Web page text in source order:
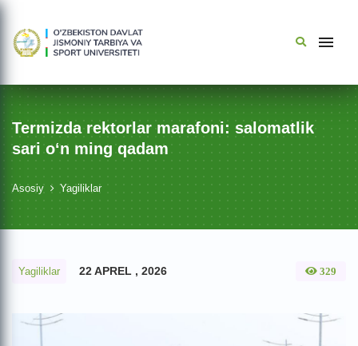
Termizda rektorlar marafoni: salomatlik
sari o‘n ming qadam
Asosiy Yagiliklar
Yagiliklar 22 APREL , 2026 329